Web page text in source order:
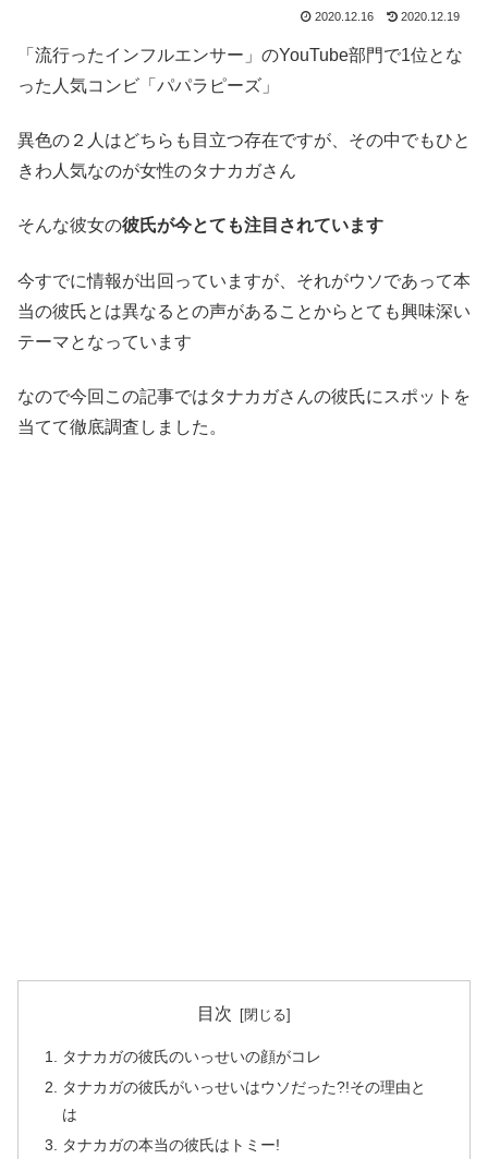
2020.12.16 2020.12.19
「流行ったインフルエンサー」のYouTube部門で1位とな
った人気コンビ「パパラピーズ」
異色の２人はどちらも目立つ存在ですが、その中でもひと
きわ人気なのが女性のタナカガさん
そんな彼女の彼氏が今とても注目されています
今すでに情報が出回っていますが、それがウソであって本
当の彼氏とは異なるとの声があることからとても興味深い
テーマとなっています
なので今回この記事ではタナカガさんの彼氏にスポットを
当てて徹底調査しました。
目次
タナカガの彼氏のいっせいの顔がコレ
タナカガの彼氏がいっせいはウソだった?!その理由と
は
タナカガの本当の彼氏はトミー!